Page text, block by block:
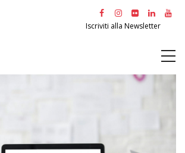
Iscriviti alla Newsletter